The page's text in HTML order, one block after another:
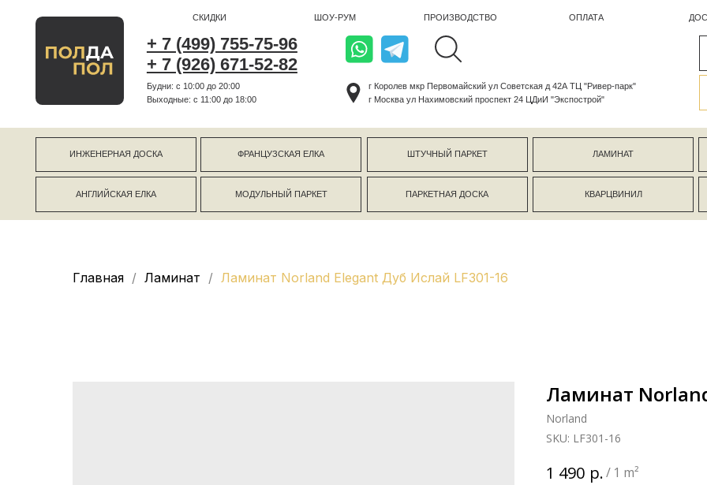
+ 7 (499) 755-75-96
+ 7 (926) 671-52-82
СКИДКИ ШОУ-РУМ ПРОИЗВОДСТВО
Будни: с 10:00 до 20:00
Выходные: c 11:00 до 18:00
г Москва ул Нахимовский проспект 24 ЦДиИ "Экспострой"
ИНЖЕНЕРНАЯ ДОСКА
АНГЛИЙСКАЯ ЕЛКА
ФРАНЦУЗСКАЯ ЕЛКА
ПАРКЕТНАЯ ДОСКА
МОДУЛЬНЫЙ ПАРКЕТ
ШТУЧНЫЙ ПАРКЕТ
КВАРЦВИНИЛ СТЕНОВЫЕ
ЛАМИНАТ
Главная Ламинат Ламинат Norland Elegant Дуб Ислай LF301-16
Ламинат
Norland
SKU: LF301-16
1 490 р./ 1 m²